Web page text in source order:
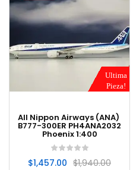
Ultima
Pieza!
All Nippon Airways (ANA)
B777-300ER PH4ANA2032
Phoenix 1:400
$1,940.00
$1,457.00